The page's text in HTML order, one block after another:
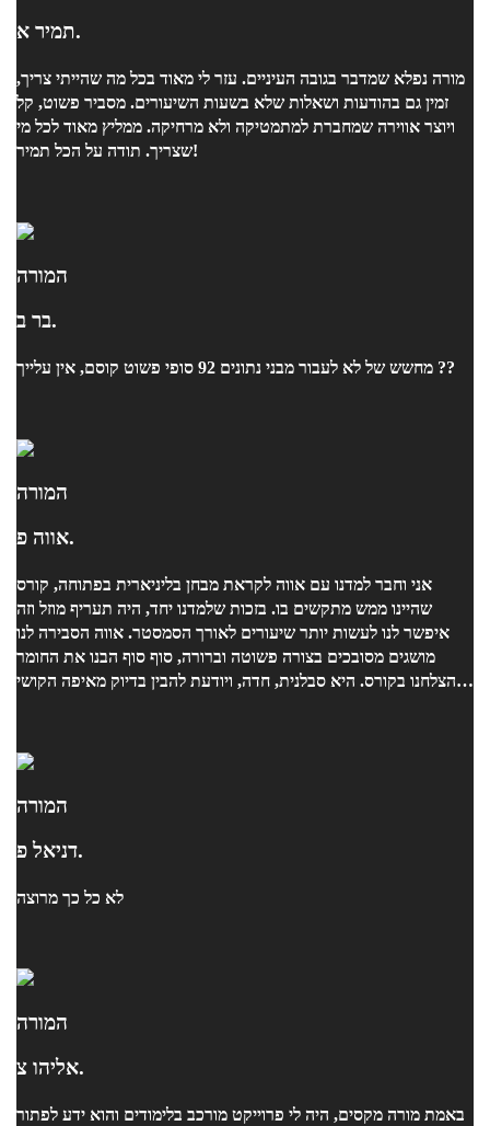
תמיר א.
מורה נפלא שמדבר בגובה העיניים. עזר לי מאוד בכל מה שהייתי צריך,
זמין גם בהודעות ושאלות שלא בשעות השיעורים. מסביר פשוט, קל
ויוצר אווירה שמחברת למתמטיקה ולא מרחיקה. ממליץ מאוד לכל מי
שצריך. תודה על הכל תמיר!
המורה
בר ב.
מחשש של לא לעבור מבני נתונים 92 סופי פשוט קוסם, אין עלייך ??
המורה
אווה פ.
אני וחבר למדנו עם אווה לקראת מבחן בליניארית בפתוחה, קורס
שהיינו ממש מתקשים בו. בזכות שלמדנו יחד, היה תעריף מוזל וזה
איפשר לנו לעשות יותר שיעורים לאורך הסמסטר. אווה הסבירה לנו
מושגים מסובכים בצורה פשוטה וברורה, סוף סוף הבנו את החומר
והצלחנו בקורס. היא סבלנית, חדה, ויודעת להבין בדיוק מאיפה הקושי
המורה
דניאל פ.
לא כל כך מרוצה
המורה
אליהו צ.
באמת מורה מקסים, היה לי פרוייקט מורכב בלימודים והוא ידע לפתור